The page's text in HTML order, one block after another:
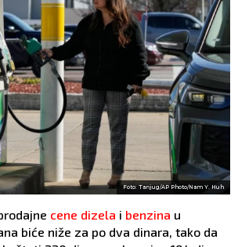
Foto: Tanjug/AP Photo/Nam Y. Huh
cene dizela i benzina u
biće niže za po dva dinara, tako da